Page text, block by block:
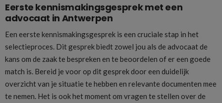
Eerste kennismakingsgesprek met een
advocaat in Antwerpen
Een eerste kennismakingsgesprek is een cruciale stap in het
selectieproces. Dit gesprek biedt zowel jou als de advocaat de
kans om de zaak te bespreken en te beoordelen of er een goede
match is. Bereid je voor op dit gesprek door een duidelijk
overzicht van je situatie te hebben en relevante documenten mee
te nemen. Het is ook het moment om vragen te stellen over de